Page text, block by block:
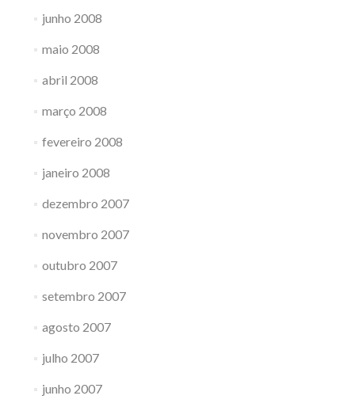
junho 2008
maio 2008
abril 2008
março 2008
fevereiro 2008
janeiro 2008
dezembro 2007
novembro 2007
outubro 2007
setembro 2007
agosto 2007
julho 2007
junho 2007